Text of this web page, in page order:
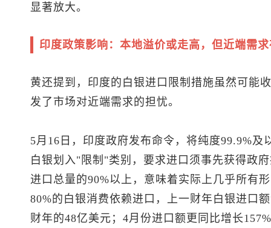
显著放大。
印度政策影响：本地溢价或走高，但近端需
黄还提到，印度的白银进口限制措施虽然可能
发了市场对近端需求的担忧。
5月16日，印度政府发布命令，将纯度99.9%
白银划入"限制"类别，要求进口须事先获得政
进口总量的90%以上，意味着实际上几乎所有
80%的白银消费依赖进口，上一财年白银进口
财年的48亿美元；4月份进口额更同比增长